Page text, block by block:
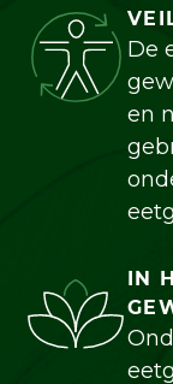
De
en
IN